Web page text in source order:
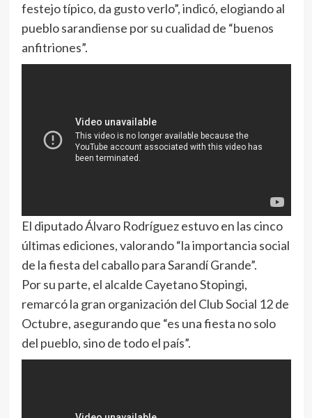
festejo típico, da gusto verlo”, indicó, elogiando al
pueblo sarandiense por su cualidad de “buenos
anfitriones”.
El diputado Álvaro Rodríguez estuvo en las cinco
últimas ediciones, valorando “la importancia social
de la fiesta del caballo para Sarandí Grande”.
Por su parte, el alcalde Cayetano Stopingi,
remarcó la gran organización del Club Social 12 de
Octubre, asegurando que “es una fiesta no solo
del pueblo, sino de todo el país”.